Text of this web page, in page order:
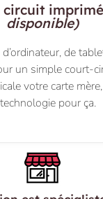
circuit imprimé
disponible)
de
un simple court-
votre carte
pour ça.